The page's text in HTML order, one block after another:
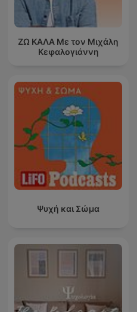
ΖΩ ΚΑΛΑ Με τον Μιχάλη
Κεφαλογιάννη
Ψυχή και Σώμα